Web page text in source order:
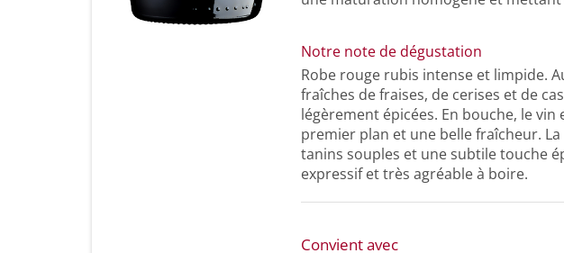
Notre note de dégustation
Robe rouge rubis intense et limpide.
fraîches de fraises, de cerises et de
légèrement épicées. En bouche, le
premier plan et une belle fraîcheur.
tanins souples et une subtile touche
expressif et très agréable à boire.
Convient avec